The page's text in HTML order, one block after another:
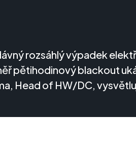
rozsáhlý výpadek
pětihodinový blackout
Head of HW/DC,